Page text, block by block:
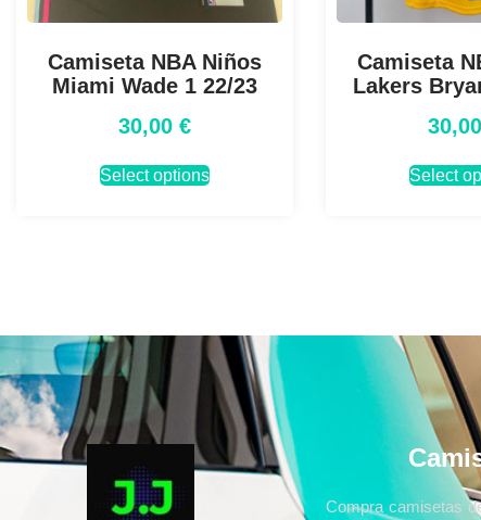
Camiseta NBA Niños
Miami Wade 1 22/23
30,00 €
Select options
Camiseta
Lakers
30,00
Select
Compra camisetas